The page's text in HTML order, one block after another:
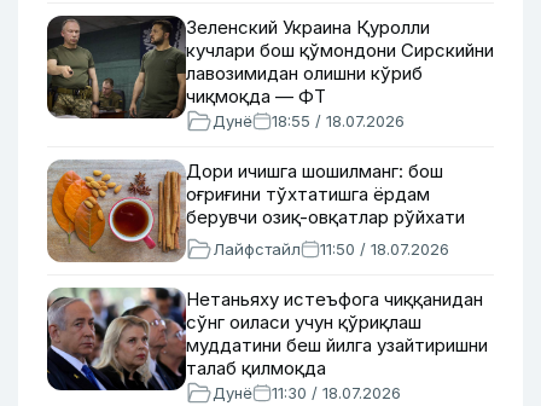
Зеленский Украина Қуролли
кучлари бош қўмондони Сирскийни
лавозимидан олишни кўриб
чиқмоқда — ФТ
Дунё 18:55 / 18.07.2026
Дори ичишга шошилманг: бош
оғриғини тўхтатишга ёрдам
берувчи озиқ-овқатлар рўйхати
Лайфстайл 11:50 / 18.07.2026
Нетаньяху истеъфога чиққанидан
сўнг оиласи учун қўриқлаш
муддатини беш йилга узайтиришни
талаб қилмоқда
Дунё 11:30 / 18.07.2026